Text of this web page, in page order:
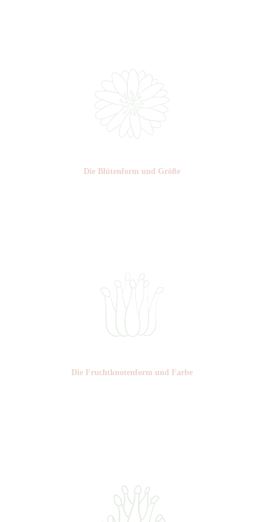
Die Blüten­form und Größe
Die Frucht­knotenform und Farbe